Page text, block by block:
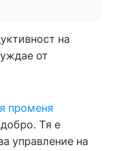
на
от
променя
Тя е
управление на